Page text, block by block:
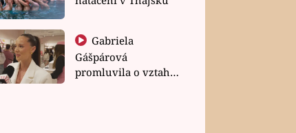
Gabriela
Gášpárová
promluvila o vztahu